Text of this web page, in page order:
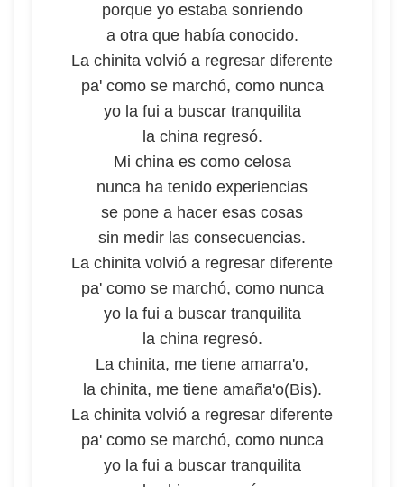
porque yo estaba sonriendo
a otra que había conocido.
La chinita volvió a regresar diferente
pa' como se marchó, como nunca
yo la fui a buscar tranquilita
la china regresó.
Mi china es como celosa
nunca ha tenido experiencias
se pone a hacer esas cosas
sin medir las consecuencias.
La chinita volvió a regresar diferente
pa' como se marchó, como nunca
yo la fui a buscar tranquilita
la china regresó.
La chinita, me tiene amarra'o,
la chinita, me tiene amaña'o(Bis).
La chinita volvió a regresar diferente
pa' como se marchó, como nunca
yo la fui a buscar tranquilita